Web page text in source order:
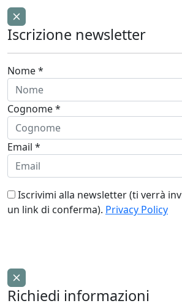
Iscrizione newsletter
Nome *
Cognome *
Email *
Iscrivimi alla newsletter (ti verrà
un link di conferma). Privacy Policy
Richiedi informazioni